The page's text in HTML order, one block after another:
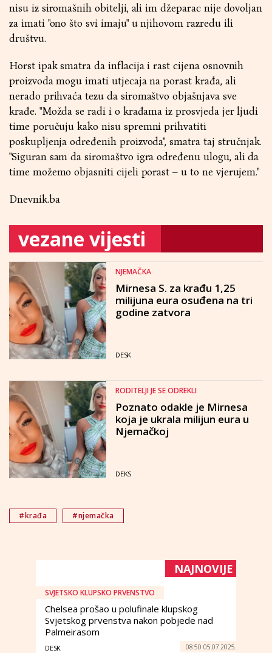
nisu iz siromašnih obitelji, ali im džeparac nije dovoljan
za imati "ono što svi imaju" u njihovom razredu ili
društvu.
Horst ipak smatra da inflacija i rast cijena osnovnih
proizvoda mogu imati utjecaja na porast krađa, ali
nerado prihvaća tezu da siromaštvo objašnjava sve
krađe. "Možda se radi i o krađama iz prosvjeda jer ljudi
time poručuju kako nisu spremni prihvatiti
poskupljenja određenih proizvoda", smatra taj stručnjak.
"Siguran sam da siromaštvo igra određenu ulogu, ali da
time možemo objasniti cijeli porast – u to ne vjerujem."
Dnevnik.ba
vezane vijesti
NJEMAČKA
Mirnesa S. za krađu 1,25
milijuna eura osuđena na tri
godine zatvora
DESK
RODITELJI JE SE ODREKLI
Poznato odakle je Mirnesa
koja je ukrala milijun eura u
Njemačkoj
DEKS
#krađa #njemačka
NAJNOVIJE
SVJETSKO KLUPSKO PRVENSTVO
Chelsea prošao u polufinale klupskog
Svjetskog prvenstva nakon pobjede nad
Palmeirasom
DESK 08:50 05.07.2025.